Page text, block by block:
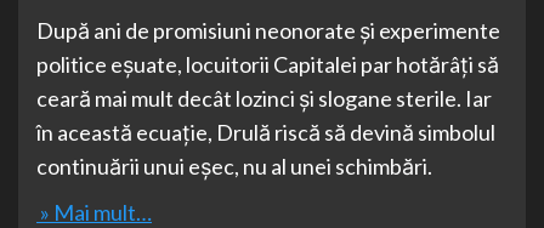
După ani de promisiuni neonorate și experimente
politice eșuate, locuitorii Capitalei par hotărâți să
ceară mai mult decât lozinci și slogane sterile. Iar
în această ecuație, Drulă riscă să devină simbolul
continuării unui eșec, nu al unei schimbări.
» Mai mult…